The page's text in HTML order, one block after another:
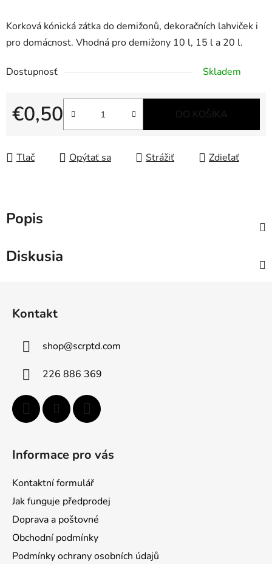
Korková kónická zátka do demižonů, dekoračních lahviček i
pro domácnost. Vhodná pro demižony 10 l, 15 l a 20 l.
Dostupnosť Skladem
€0,50
Jednotková cena:
DO KOŠÍKA
Tlač Opýtať sa Strážiť Zdieľať
Popis
Diskusia
Kontakt
shop@scrptd.com
226 886 369
Informace pro vás
Kontaktní formulář
Jak funguje předprodej
Doprava a poštovné
Obchodní podmínky
Podmínky ochrany osobních údajů